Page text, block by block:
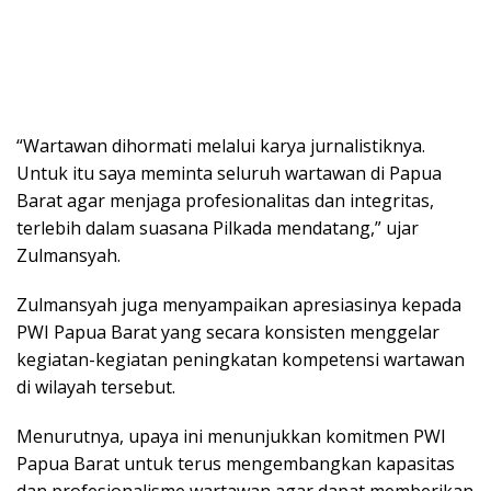
“Wartawan dihormati melalui karya jurnalistiknya.
Untuk itu saya meminta seluruh wartawan di Papua
Barat agar menjaga profesionalitas dan integritas,
terlebih dalam suasana Pilkada mendatang,” ujar
Zulmansyah.
Zulmansyah juga menyampaikan apresiasinya kepada
PWI Papua Barat yang secara konsisten menggelar
kegiatan-kegiatan peningkatan kompetensi wartawan
di wilayah tersebut.
Menurutnya, upaya ini menunjukkan komitmen PWI
Papua Barat untuk terus mengembangkan kapasitas